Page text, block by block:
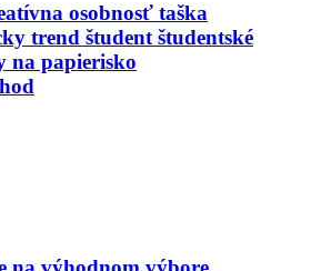
osobnosť taška
trend študent študentské
na papierisko